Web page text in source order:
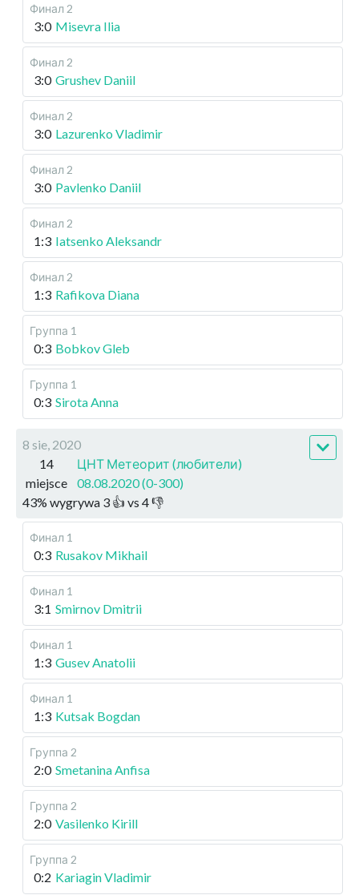
Финал 2
3:0 Misevra Ilia
Финал 2
3:0 Grushev Daniil
Финал 2
3:0 Lazurenko Vladimir
Финал 2
3:0 Pavlenko Daniil
Финал 2
1:3 Iatsenko Aleksandr
Финал 2
1:3 Rafikova Diana
Группа 1
0:3 Bobkov Gleb
Группа 1
0:3 Sirota Anna
8 sie, 2020
14
miejsce
ЦНТ Метеорит (любители)
08.08.2020 (0-300)
43% wygrywa 3 👍 vs 4👎
Финал 1
0:3 Rusakov Mikhail
Финал 1
3:1 Smirnov Dmitrii
Финал 1
1:3 Gusev Anatolii
Финал 1
1:3 Kutsak Bogdan
Группа 2
2:0 Smetanina Anfisa
Группа 2
2:0 Vasilenko Kirill
Группа 2
0:2 Kariagin Vladimir